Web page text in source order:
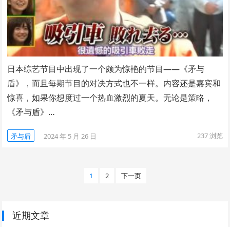
日本综艺节目中出现了一个颇为惊艳的节目——《矛与
盾》，而且每期节目的对决方式也不一样。内容还是嘉宾和
惊喜，如果你想度过一个热血激烈的夏天。无论是策略，
《矛与盾》…
矛与盾 2024 年 5 月 26 日 237浏览
页
1 2 下一页
近期文章